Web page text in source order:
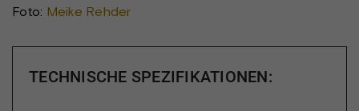
Foto: Meike Rehder
TECHNISCHE SPEZIFIKATIONEN: